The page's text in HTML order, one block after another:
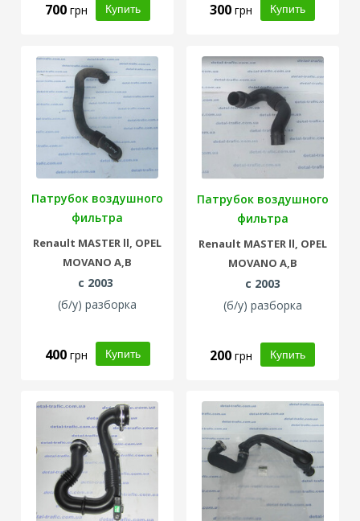
700 грн 300грн
Патрубок воздушного
фильтра
Renault MASTER ll, OPEL
MOVANO A,B
с 2003
(б/у) разборка
400 грн
Патрубок воздушного
фильтра
Renault MASTER ll, OPEL
MOVANO A,B
с 2003
(б/у) разборка
200грн